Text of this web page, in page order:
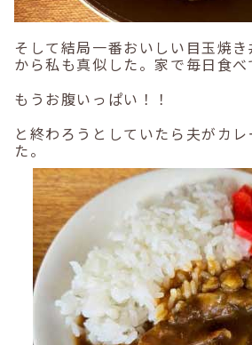
そして結局一番おいしい目玉焼
から私も真似した。家で毎日食
もうお腹いっぱい！！
と終わろうとしていたら夫がカ
た。